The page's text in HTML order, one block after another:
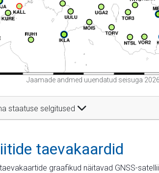
Jaamade andmed uuendatud seisuga
staatuse selgitused
taevakaardid
graafikud näitavad GNSS-